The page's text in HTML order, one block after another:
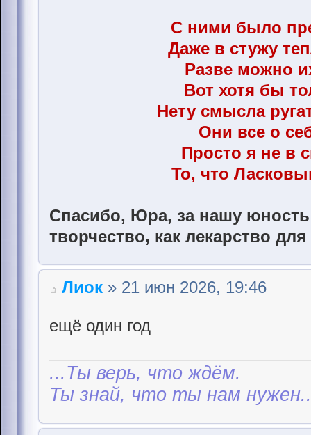
С ними было
Даже в стужу
Разве можно
Вот хотя бы
Нету смысла
Они все о
Просто я не в
То, что
Спасибо, Юра, за нашу юность
творчество, как лекарство
Лиок » 21 июн 2026, 19:46
ещё один год
...Ты верь, что ждём.
Ты знай, что ты нам